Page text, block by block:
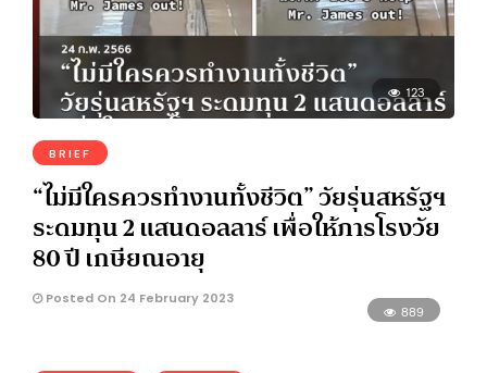
123
BRIEF
“ไม่มีใครควรทำงานทั้งชีวิต” วัยรุ่นสหรัฐฯ
ระดมทุน 2 แสนดอลลาร์ เพื่อให้ภารโรงวัย
80 ปี เกษียณอายุ
Posted On 24 February 2023
889